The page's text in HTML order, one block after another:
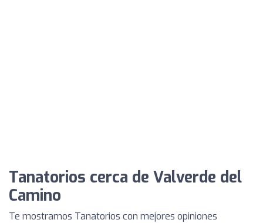
Tanatorios cerca de Valverde del
Camino
Te mostramos Tanatorios con mejores opiniones